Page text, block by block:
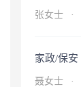
张女士 ·
家政/保安
聂女士 ·